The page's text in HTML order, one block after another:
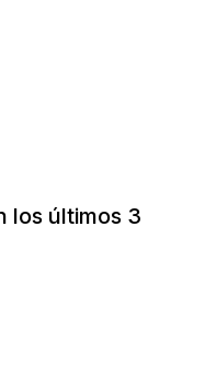
los últimos 3